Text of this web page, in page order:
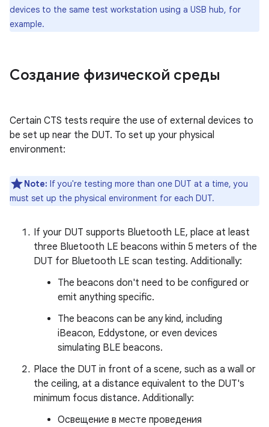
devices to the same test workstation using a USB hub, for
example.
Создание физической среды
Certain CTS tests require the use of external devices to
be set up near the DUT. To set up your physical
environment:
Note: If you're testing more than one DUT at a time, you
must set up the physical environment for each DUT.
If your DUT supports Bluetooth LE, place at least
three Bluetooth LE beacons within 5 meters of the
DUT for Bluetooth LE scan testing. Additionally:
The beacons don't need to be configured or
emit anything specific.
The beacons can be any kind, including
iBeacon, Eddystone, or even devices
simulating BLE beacons.
Place the DUT in front of a scene, such as a wall or
the ceiling, at a distance equivalent to the DUT's
minimum focus distance. Additionally:
Освещение в месте проведения